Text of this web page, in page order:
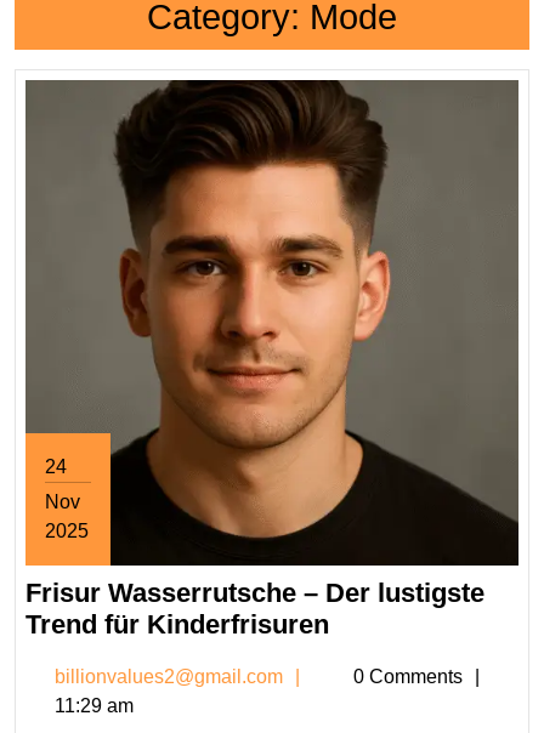
Category: Mode
24
Nov
2025
24,
2025
Frisur Wasserrutsche – Der lustigste
Trend für Kinderfrisuren
billionvalues2@gmail.com
0 Comments
11:29 am